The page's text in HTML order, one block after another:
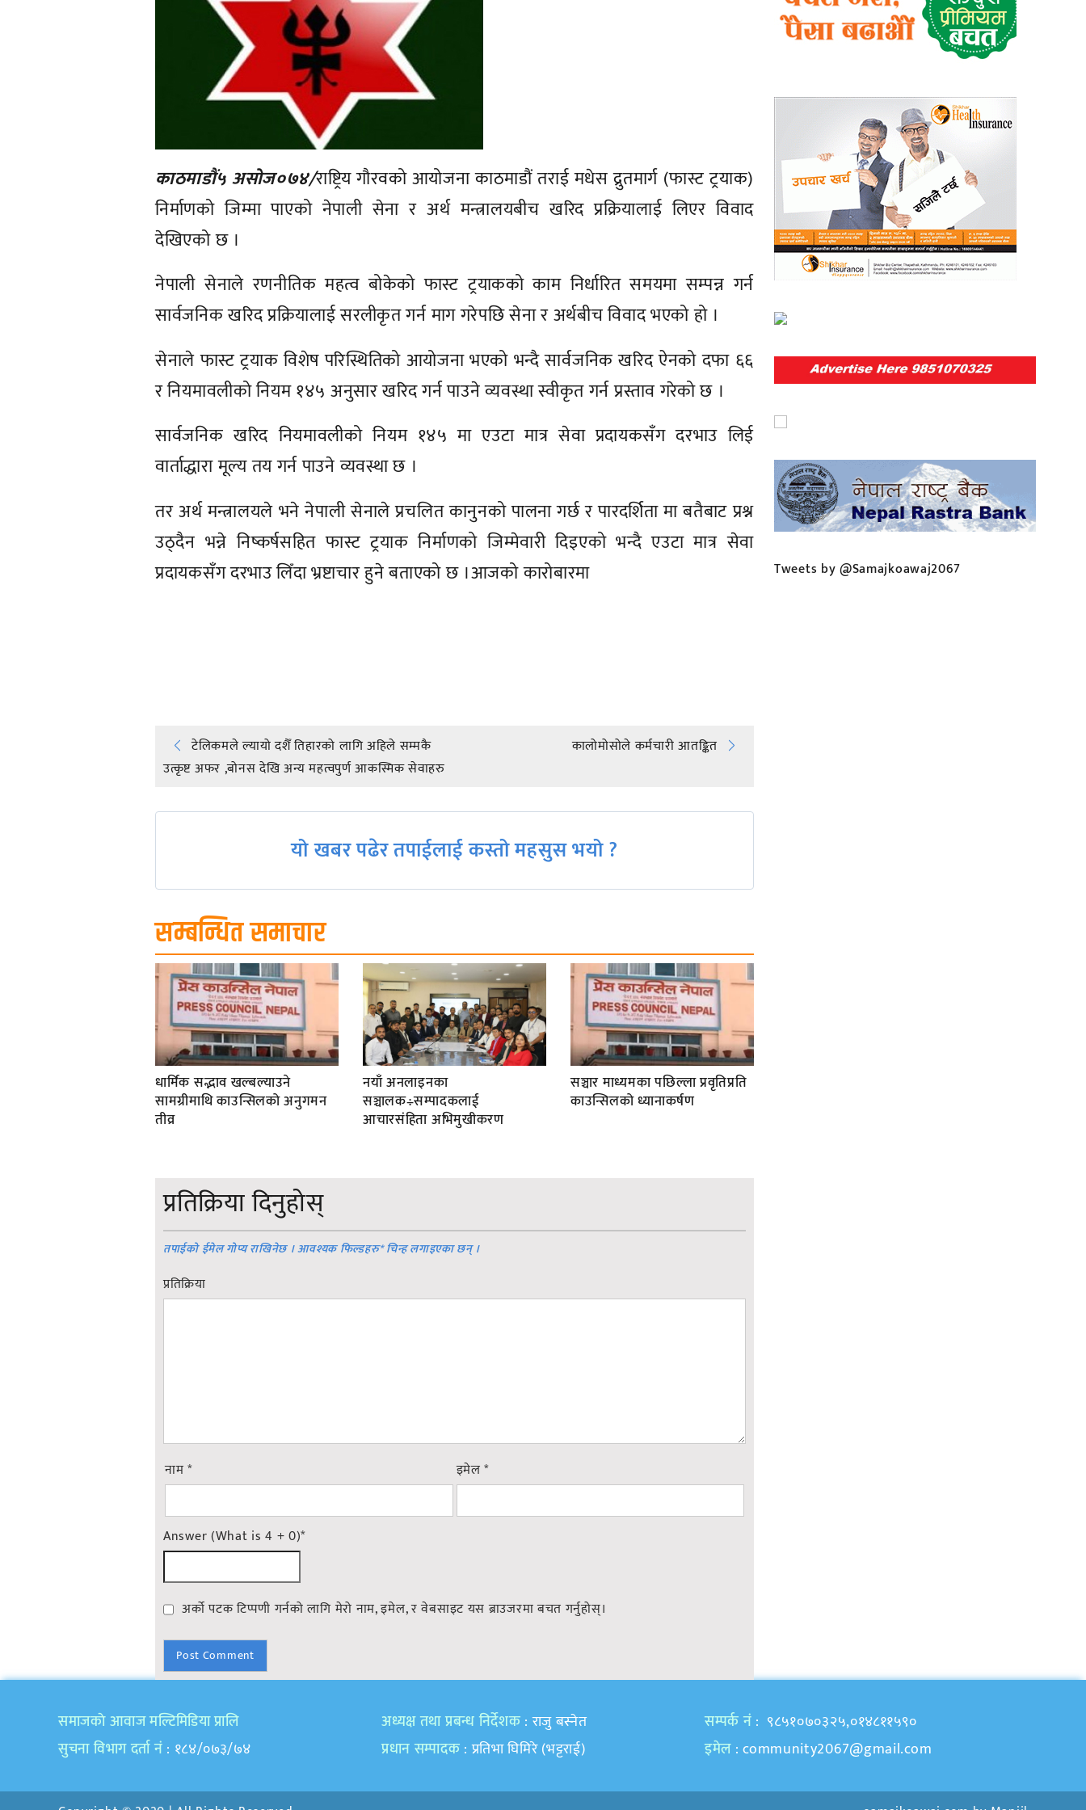
काठमाडौं५ असाेज०७४/राष्ट्रिय गौरवको आयोजना काठमाडौं तराई मधेस द्रुतमार्ग (फास्ट ट्रयाक)
निर्माणको जिम्मा पाएको नेपाली सेना र अर्थ मन्त्रालयबीच खरिद प्रक्रियालाई लिएर विवाद
देखिएको छ ।
नेपाली सेनाले रणनीतिक महत्व बोकेको फास्ट ट्रयाकको काम निर्धारित समयमा सम्पन्न गर्न
सार्वजनिक खरिद प्रक्रियालाई सरलीकृत गर्न माग गरेपछि सेना र अर्थबीच विवाद भएको हो ।
सेनाले फास्ट ट्रयाक विशेष परिस्थितिको आयोजना भएको भन्दै सार्वजनिक खरिद ऐनको दफा ६६
र नियमावलीको नियम १४५ अनुसार खरिद गर्न पाउने व्यवस्था स्वीकृत गर्न प्रस्ताव गरेको छ ।
सार्वजनिक खरिद नियमावलीको नियम १४५ मा एउटा मात्र सेवा प्रदायकसँग दरभाउ लिई
वार्ताद्धारा मूल्य तय गर्न पाउने व्यवस्था छ ।
तर अर्थ मन्त्रालयले भने नेपाली सेनाले प्रचलित कानुनको पालना गर्छ र पारदर्शिता मा बतैबाट प्रश्न
उठ्दैन भन्ने निष्कर्षसहित फास्ट ट्रयाक निर्माणको जिम्मेवारी दिइएको भन्दै एउटा मात्र सेवा
प्रदायकसँग दरभाउ लिँदा भ्रष्टाचार हुने बताएको छ ।आजको कारोबारमा
Post
navigation
टेलिकमले ल्यायो दशैँ तिहारको लागि अहिले सम्मकै
उत्कृष्ट अफर ,बोनस देखि अन्य महत्वपुर्ण आकस्मिक सेवाहरु
कालोमोसोले कर्मचारी आतङ्कित
यो खबर पढेर तपाईलाई कस्तो महसुस भयो ?
सम्बन्धित समाचार
धार्मिक सद्भाव खल्बल्याउने
सामग्रीमाथि काउन्सिलको अनुगमन
तीव्र
नयाँ अनलाइनका
सञ्चालक÷सम्पादकलाई
आचारसंहिता अभिमुखीकरण
सञ्चार माध्यमका पछिल्ला प्रवृतिप्रति
काउन्सिलको ध्यानाकर्षण
प्रतिक्रिया दिनुहोस्
तपाईको ईमेल गोप्य राखिनेछ । आवश्यक फिल्डहरु*चिन्ह लगाइएका छन् ।
प्रतिक्रिया
नाम* इमेल*
Answer (What is 4 + 0)*
अर्को पटक टिप्पणी गर्नको लागि मेरो नाम, इमेल, र वेबसाइट यस ब्राउजरमा बचत गर्नुहोस्।
Tweets by @Samajkoawaj2067
समाजकाे आवाज मल्टिमिडिया प्रालि
सुचना विभाग दर्ता नं : १८४/०७३/७४
अध्यक्ष तथा प्रबन्ध निर्देशक : राजु बस्नेत
प्रधान सम्पादक : प्रतिभा घिमिरे (भट्टराई)
सम्पर्क नं : ९८५१०७०३२५,०१४८११५९०
इमेल :community2067@gmail.com